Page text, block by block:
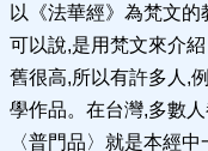
以《法華經》為梵文
可以說,是用梵文來介
舊很高,所以有許多人,
學作品。在台灣,多數
〈普門品〉就是本經